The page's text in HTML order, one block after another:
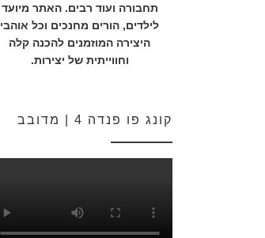
תחבורה ועוד רבים. האתר מיועד
לילדים, הורים מחנכים וכל אוהבי
היצירה המוזמנים להכנה קלה
וחווייתית של יצירות.
קונג פו פנדה 4 | מדובב